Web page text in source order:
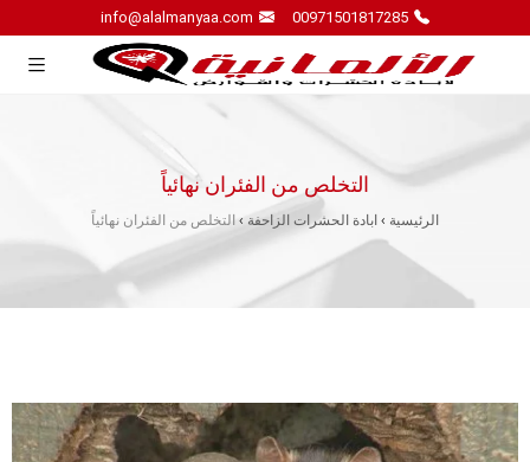
00971501817285
info@alalmanyaa.com
التخلص من الفئران نهائياً
الرئيسية ›ابادة الحشرات الزاحفة›التخلص من الفئران نهائياً